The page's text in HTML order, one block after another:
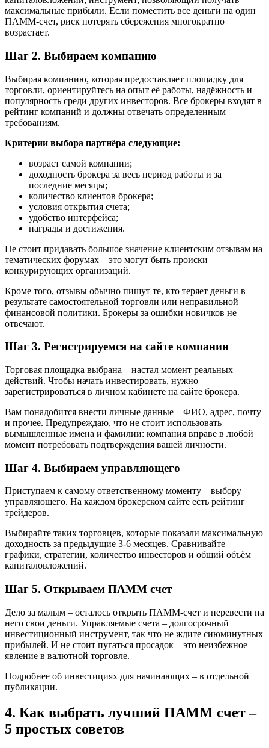
максимальные прибыли. Если поместить все деньги на один
ПАММ-счет, риск потерять сбережения многократно
возрастает.
Шаг 2. Выбираем компанию
Выбирая компанию, которая предоставляет площадку для
торговли, ориентируйтесь на опыт её работы, надёжность и
популярность среди других инвесторов. Все брокеры входят в
рейтинг компаний и должны отвечать определенным
требованиям.
Критерии выбора партнёра следующие:
возраст самой компании;
доходность брокера за весь период работы и за
последние месяцы;
количество клиентов брокера;
условия открытия счета;
удобство интерфейса;
награды и достижения.
Не стоит придавать большое значение клиентским отзывам на
тематических форумах – это могут быть происки
конкурирующих организаций.
Кроме того, отзывы обычно пишут те, кто теряет деньги в
результате самостоятельной торговли или неправильной
финансовой политики. Брокеры за ошибки новичков не
отвечают.
Шаг 3. Регистрируемся на сайте компании
Торговая площадка выбрана – настал момент реальных
действий. Чтобы начать инвестировать, нужно
зарегистрироваться в личном кабинете на сайте брокера.
Вам понадобится внести личные данные – ФИО, адрес, почту
и прочее. Предупреждаю, что не стоит использовать
вымышленные имена и фамилии: компания вправе в любой
момент потребовать подтверждения вашей личности.
Шаг 4. Выбираем управляющего
Приступаем к самому ответственному моменту – выбору
управляющего. На каждом брокерском сайте есть рейтинг
трейдеров.
Выбирайте таких торговцев, которые показали максимальную
доходность за предыдущие 3-6 месяцев. Сравнивайте
графики, стратегии, количество инвесторов и общий объём
капиталовложений.
Шаг 5. Открываем ПАММ счет
Дело за малым – осталось открыть ПАММ-счет и перевести на
него свои деньги. Управляемые счета – долгосрочный
инвестиционный инструмент, так что не ждите сиюминутных
прибылей. И не стоит пугаться просадок – это неизбежное
явление в валютной торговле.
Подробнее об инвестициях для начинающих – в отдельной
публикации.
4. Как выбрать лучший ПАММ счет –
5 простых советов